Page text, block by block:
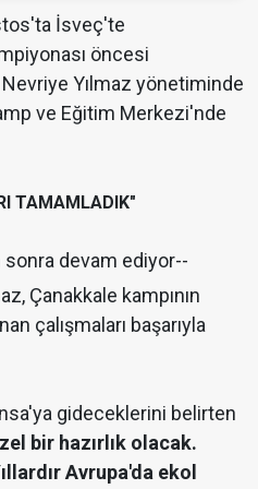
İsveç'te
öncesi
Nevriye Yılmaz yönetiminde
ve Eğitim Merkezi'nde
TAMAMLADIK"
devam ediyor--
Çanakkale kampının
çalışmaları başarıyla
gideceklerini belirten
bir hazırlık olacak.
Avrupa'da ekol